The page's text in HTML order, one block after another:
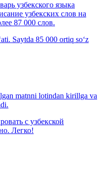
узбекского языка
узбекских слов на
87 000 слов.
Saytda 85 000 ortiq so‘z
matnni lotindan kirillga va
с узбекской
Легко!